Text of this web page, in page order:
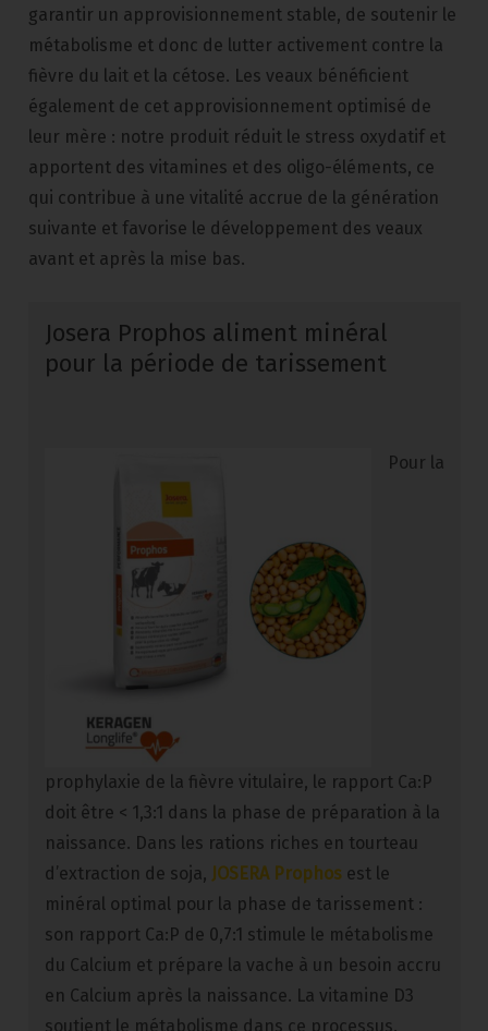
garantir un approvisionnement stable, de soutenir le
métabolisme et donc de lutter activement contre la
fièvre du lait et la cétose. Les veaux bénéficient
également de cet approvisionnement optimisé de
leur mère : notre produit réduit le stress oxydatif et
apportent des vitamines et des oligo-éléments, ce
qui contribue à une vitalité accrue de la génération
suivante et favorise le développement des veaux
avant et après la mise bas.
Josera Prophos aliment minéral
pour la période de tarissement
Pour la
prophylaxie de la fièvre vitulaire, le rapport Ca:P
doit être < 1,3:1 dans la phase de préparation à la
naissance. Dans les rations riches en tourteau
d’extraction de soja, JOSERA Prophosest le
minéral optimal pour la phase de tarissement :
son rapport Ca:P de 0,7:1 stimule le métabolisme
du Calcium et prépare la vache à un besoin accru
en Calcium après la naissance. La vitamine D3
soutient le métabolisme dans ce processus.